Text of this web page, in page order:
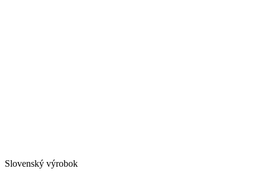
Slovenský výrobok